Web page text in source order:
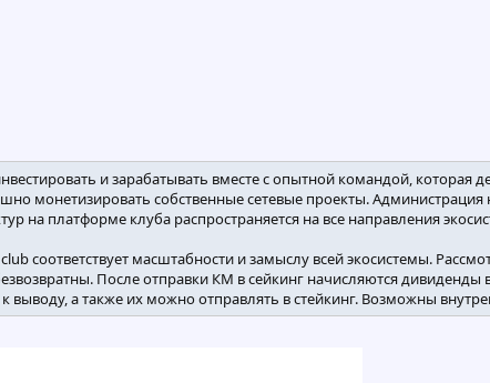
и зарабатывать вместе с опытной командой,
монетизировать собственные сетевые проекты. Администрация
на платформе клуба распространяется на все направления
соответствует масштабности и замыслу всей экосистемы.
После отправки КМ в сейкинг начисляются
выводу, а также их можно отправлять в стейкинг. Возможны